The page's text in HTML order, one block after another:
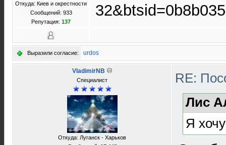
Откуда: Киев и окрестности
Сообщений: 933
Репутация: 137
Выразили согласие: urdos
VladimirNB
Специалист
Откуда: Луганск - Харьков
RE:
Лис
Я